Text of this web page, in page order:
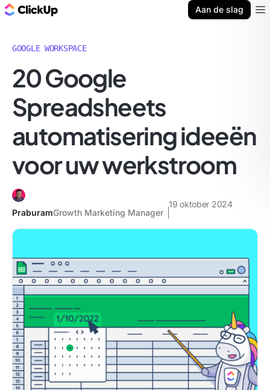
Aan de slag
GOOGLE WORKSPACE
20 Google
Spreadsheets
automatisering ideeën
voor uw werkstroom
PraburamGrowth Marketing Manager
19 oktober 2024